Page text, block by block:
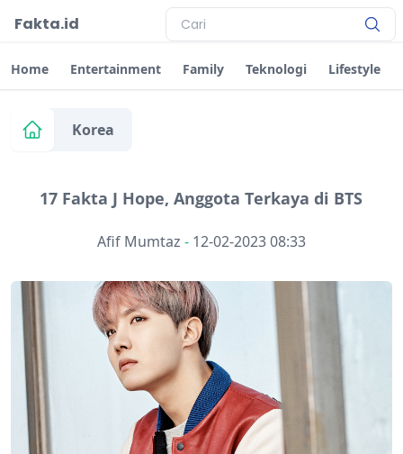
Fakta.id
Home Entertainment Family Teknologi Lifestyle
Korea
17 Fakta J Hope, Anggota Terkaya di BTS
Afif Mumtaz - 12-02-2023 08:33